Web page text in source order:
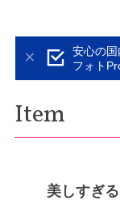
安心の
フォト
Item
美しすぎ